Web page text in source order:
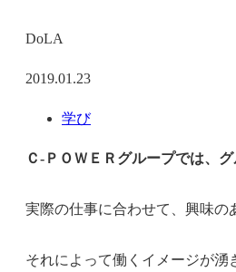
DoLA
2019.01.23
学び
Ｃ-ＰＯＷＥＲグループでは、
実際の仕事に合わせて、興味の
それによって働くイメージが湧